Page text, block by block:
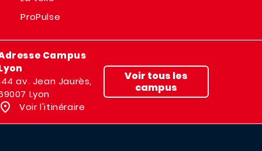
ProPulse
Campus
av. Jean Jaurès,
Lyon
Voir l'itinéraire
Voir tous les
campus